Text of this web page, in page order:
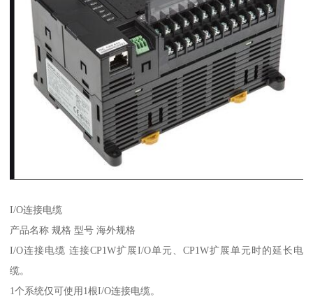
I/O连接电缆
产品名称 规格 型号 海外规格
I/O连接电缆 连接CP1W扩展I/O单元、CP1W扩展单元时的延长电
缆。
1个系统仅可使用1根I/O连接电缆。